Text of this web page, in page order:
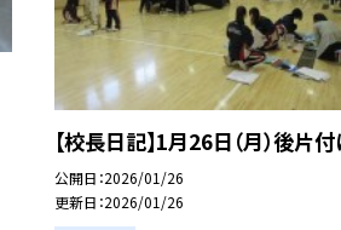
【校長日記】1月26日（月）後片
公開日 2026/01/26
更新日 2026/01/26